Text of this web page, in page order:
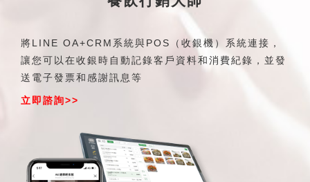
將LINE OA+CRM系統與POS（收銀機）系統連接，
讓您可以在收銀時自動記錄客戶資料和消費紀錄，並發
送電子發票和感謝訊息等
立即諮詢>>